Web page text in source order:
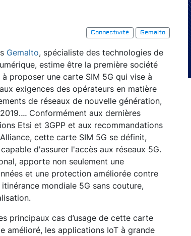
Connectivité
Gemalto
Gemalto, spécialiste des technologies de
estime être la première société
à proposer une carte SIM 5G qui vise à
exigences des opérateurs en matière
de réseaux de nouvelle génération,
... Conformément aux dernières
Etsi et 3GPP et aux recommandations
cette carte SIM 5G se définit,
d'assurer l'accès aux réseaux 5G.
apporte non seulement une
et une protection améliorée contre
mondiale 5G sans couture,
principaux cas d’usage de cette carte
amélioré, les applications IoT à grande